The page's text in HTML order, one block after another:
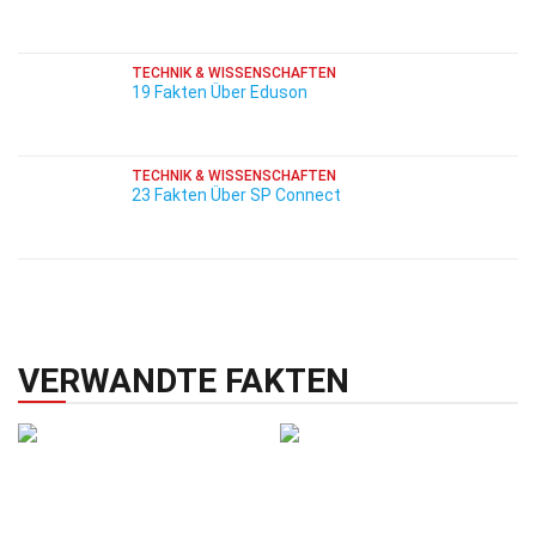
TECHNIK & WISSENSCHAFTEN
19 Fakten Über Eduson
TECHNIK & WISSENSCHAFTEN
23 Fakten Über SP Connect
VERWANDTE FAKTEN